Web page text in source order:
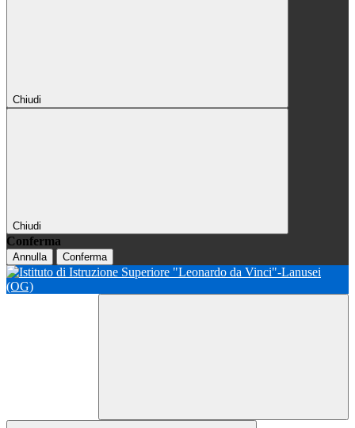
Chiudi
Chiudi
Conferma
Annulla Conferma